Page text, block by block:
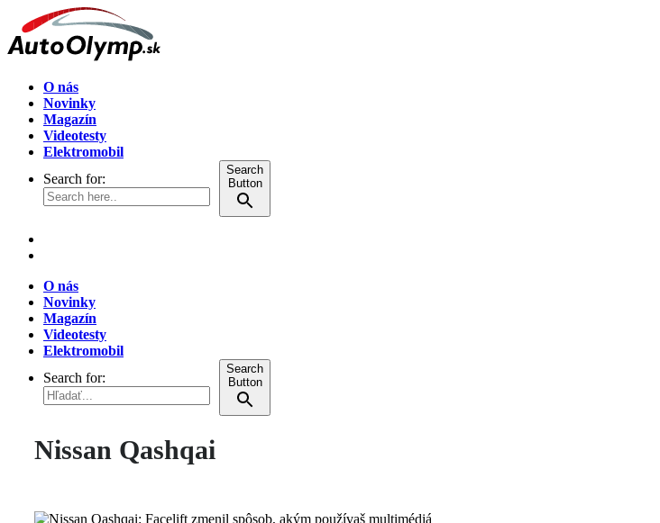
O nás
Novinky
Magazín
Videotesty
Elektromobil
Search for:
Search
Button
O nás
Novinky
Magazín
Videotesty
Elektromobil
Search for:
Search
Button
Nissan Qashqai